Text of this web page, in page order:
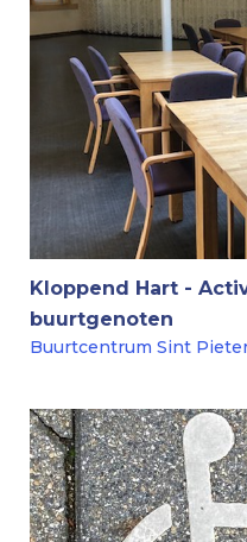
Kloppend Hart -
buurtgenoten
Buurtcentrum Sint